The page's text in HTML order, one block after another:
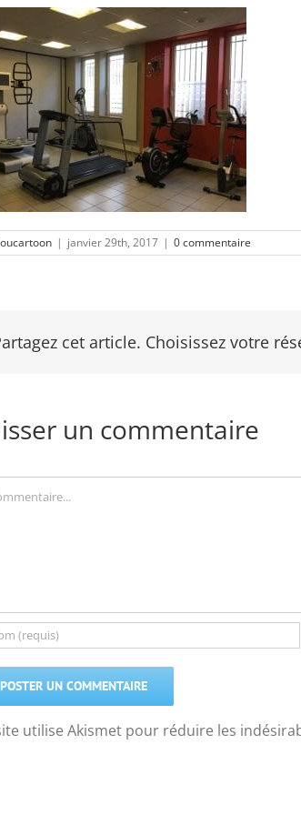
| janvier 29th, 2017 | 0 commentaire
cet article. Choisissez votre
un commentaire
utilise Akismet pour réduire les